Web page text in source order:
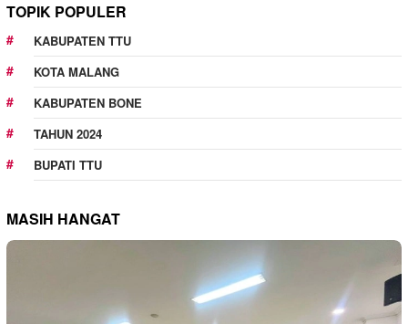
TOPIK POPULER
KABUPATEN TTU
KOTA MALANG
KABUPATEN BONE
TAHUN 2024
BUPATI TTU
MASIH HANGAT